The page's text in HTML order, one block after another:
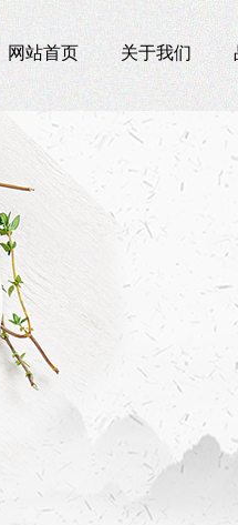
网站首页 关于我们